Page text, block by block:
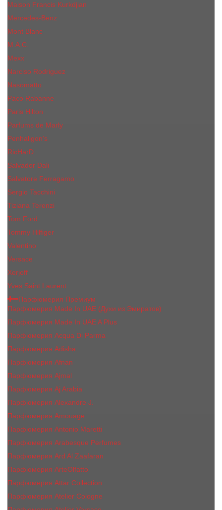
Maison Francis Kurkdjian
Mercedes-Benz
Mont Blanc
M.А.C.
Mexx
Narciso Rodriguez
Nasomatto
Paco Rabanne
Paris Hilton
Parfums de Marly
Penhaligon​'s
RicHarD
Salvador Dali
Salvatore Ferragamo
Sergio Tacchini
Tiziana Terenzi
Tom Ford
Tommy Hilfiger
Valentino
Versace
Xerjoff
Yves Saint Laurent
Парфюмерия Премиум
Парфюмерия Made In UAE (Духи из Эмиратов)
Парфюмерия Made In UAE A Plus
Парфюмерия Acqua Di Parma
Парфюмерия Adisha
Парфюмерия Afnan
Парфюмерия Ajmal
Парфюмерия Aj Arabia
Парфюмерия Alexandre J.
Парфюмерия Amouage
Парфюмерия Antonio Maretti
Парфюмерия Arabesque Perfumes
Парфюмерия Ard Al Zaafaran
Парфюмерия ArteOlfatto
Парфюмерия Attar Collection
Парфюмерия Atelier Cologne